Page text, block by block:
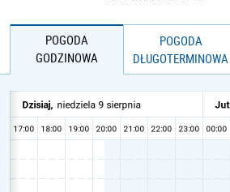
POGODA
GODZINOWA
POGODA
DŁUGOTERMINOWA